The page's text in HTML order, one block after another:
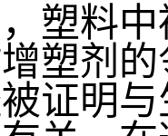
塑料
塑剂
证明